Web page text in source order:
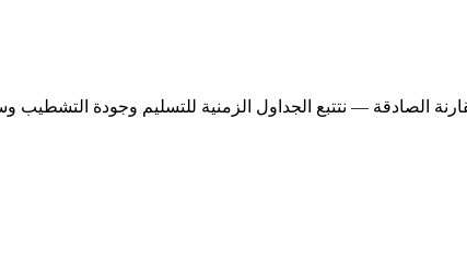
الصادقة — نتتبع الجداول الزمنية للتسليم وجودة التشطيب